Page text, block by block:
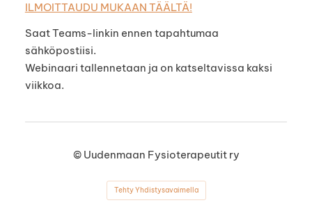
ILMOITTAUDU MUKAAN TÄÄLTÄ!
Saat Teams-linkin ennen tapahtumaa
sähköpostiisi.
Webinaari tallennetaan ja on katseltavissa kaksi
viikkoa.
© Uudenmaan Fysioterapeutit ry
Tehty Yhdistysavaimella